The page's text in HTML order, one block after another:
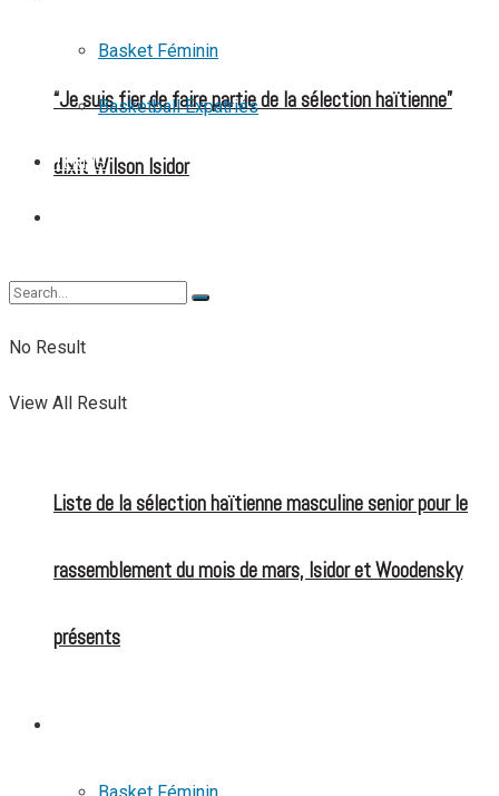
“Je suis fier de faire partie de la sélection haïtienne”
dixit Wilson Isidor
Liste de la sélection haïtienne masculine senior pour le
rassemblement du mois de mars, Isidor et Woodensky
présents
Basket Féminin
Basketball Expatriés
TENNIS
No Result
View All Result